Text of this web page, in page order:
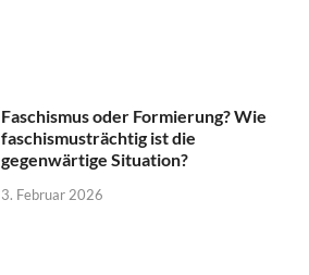
Faschismus oder Formierung? Wie
faschismusträchtig ist die
gegenwärtige Situation?
3. Februar 2026